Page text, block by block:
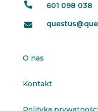
 601 098 038

O nas
Kontakt